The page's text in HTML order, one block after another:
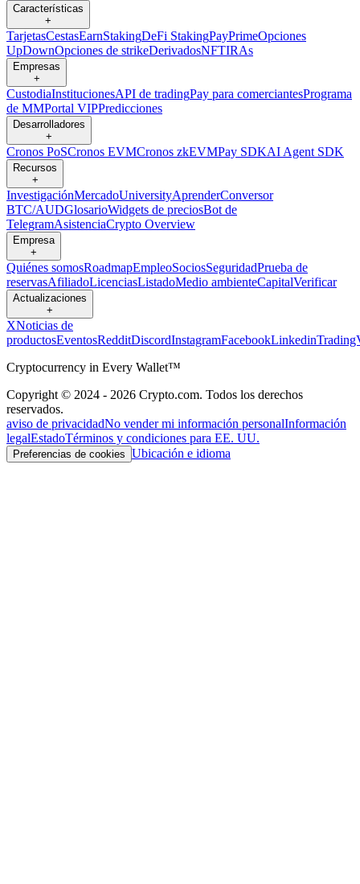
Características
+
TarjetasCestasEarnStakingDeFi StakingPayPrimeOpciones
UpDownOpciones de strikeDerivadosNFTIRAs
Empresas
+
CustodiaInstitucionesAPI de tradingPay para comerciantesPrograma
de MMPortal VIPPredicciones
Desarrolladores
+
Cronos PoSCronos EVMCronos zkEVMPay SDKAI Agent SDK
Recursos
+
InvestigaciónMercadoUniversityAprenderConversor
BTC/AUDGlosarioWidgets de preciosBot de
TelegramAsistenciaCrypto Overview
Empresa
+
Quiénes somosRoadmapEmpleoSociosSeguridadPrueba de
reservasAfiliadoLicenciasListadoMedio ambienteCapitalVerificar
Actualizaciones
+
XNoticias de
productosEventosRedditDiscordInstagramFacebookLinkedin
Cryptocurrency in Every Wallet™
Copyright © 2024 - 2026 Crypto.com. Todos los derechos
reservados.
aviso de privacidadNo vender mi información personalInformación
legalEstadoTérminos y condiciones para EE. UU.
Preferencias de cookies Ubicación e idioma